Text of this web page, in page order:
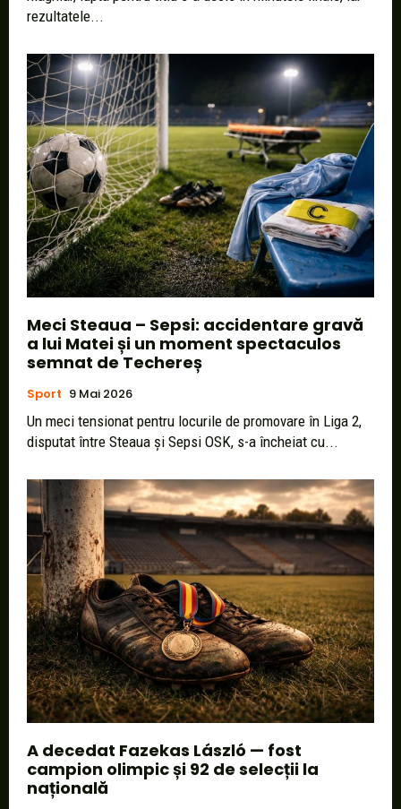
rezultatele...
Meci Steaua – Sepsi: accidentare gravă
a lui Matei și un moment spectaculos
semnat de Techereș
Sport 9 Mai 2026
Un meci tensionat pentru locurile de promovare în Liga 2,
disputat între Steaua și Sepsi OSK, s-a încheiat cu...
A decedat Fazekas László — fost
campion olimpic și 92 de selecții la
națională